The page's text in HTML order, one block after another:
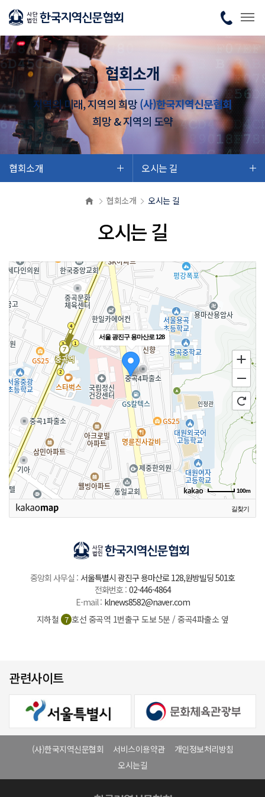
협회소개
지역의 미래, 지역의 희망(사)한국지역신문협회
희망 & 지역의 도약
협회소개 오시는 길
협회소개 오시는 길
오시는 길
서울 광진구 용마산로 128
100m
길찾기
중앙회 사무실 : 서울특별시 광진구 용마산로 128,원방빌딩 501호
전화번호 : 02-446-4864
E-mail : klnews8582@naver.com
지하철 7 호선 중곡역 1번출구 도보 5분 / 중곡4파출소 옆
관련사이트
(사)한국지역신문협회 서비스이용약관
개인정보처리방침
오시는길